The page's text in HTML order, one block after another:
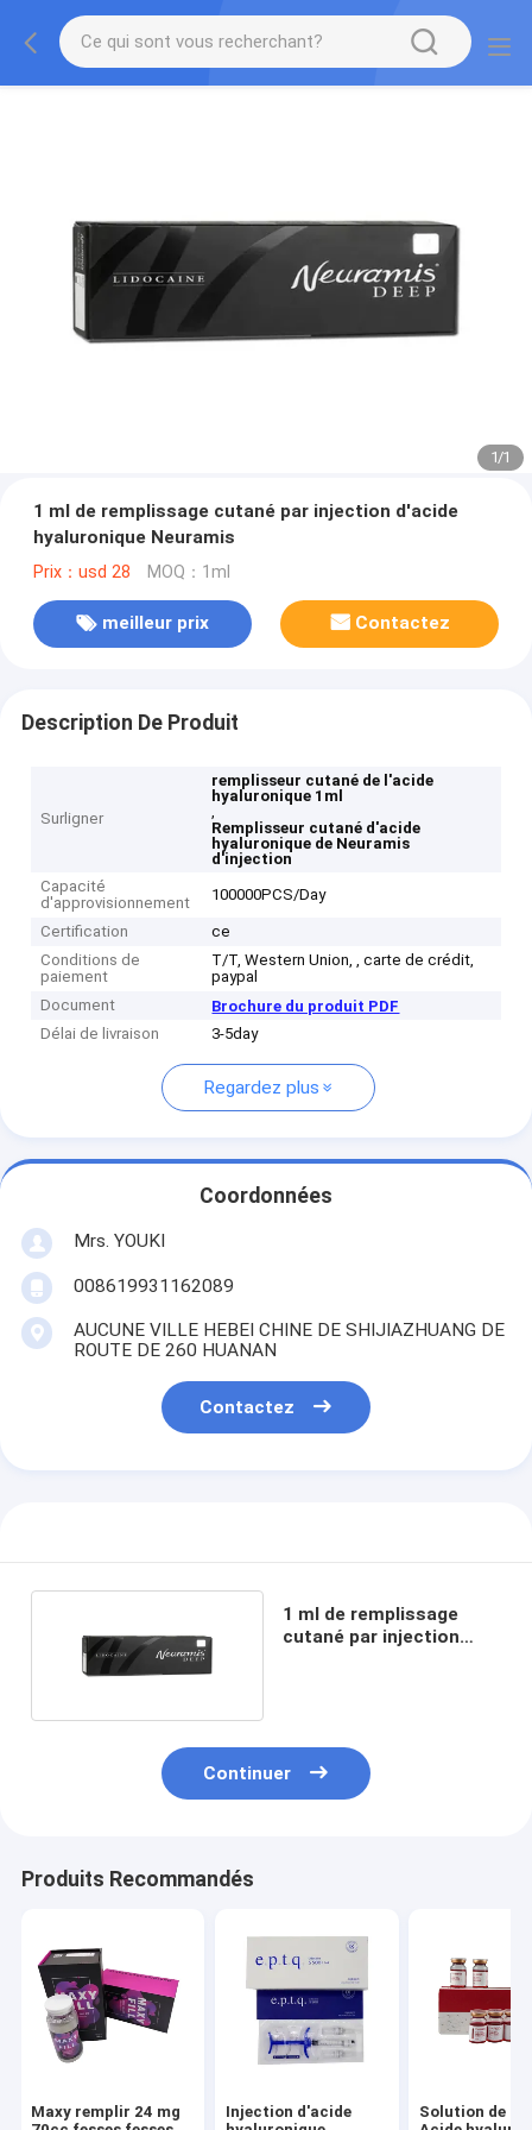
1/1
1 ml de remplissage cutané par injection d'acide
hyaluronique Neuramis
Prix：usd 28 MOQ：1ml
meilleur prix Contactez
Description De Produit
Surligner
remplisseur cutané de l'acide
hyaluronique 1ml
,
Remplisseur cutané d'acide
hyaluronique de Neuramis
d'injection
Capacité
d'approvisionnement
100000PCS/Day
Certification
ce
Conditions de
paiement
T/T, Western Union, , carte de crédit,
paypal
Document
Brochure du produit PDF
Délai de livraison
3-5day
Regardez plus
Coordonnées
Mrs. YOUKI
008619931162089
AUCUNE VILLE HEBEI CHINE DE SHIJIAZHUANG DE
ROUTE DE 260 HUANAN
Contactez
1 ml de remplissage
cutané par injection
Continuer
Produits Recommandés
Maxy remplir 24 mg
Injection d'acide
Solution de